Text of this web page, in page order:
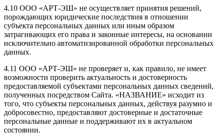
4.10 ООО «АРТ-ЭШ» не осуществляет принятия решений,
порождающих юридические последствия в отношении
субъекта персональных данных или иным образом
затрагивающих его права и законные интересы, на основании
исключительно автоматизированной обработки персональных
данных.
4.11 ООО «АРТ-ЭШ» не проверяет и, как правило, не имеет
возможности проверить актуальность и достоверность
предоставляемой субъектами персональных данных сведений,
полученных посредством Сайта. «НАЗВАНИЕ» исходит из
того, что субъекты персональных данных, действуя разумно и
добросовестно, предоставляют достоверные и достаточные
персональные данные и поддерживают их в актуальном
состоянии.